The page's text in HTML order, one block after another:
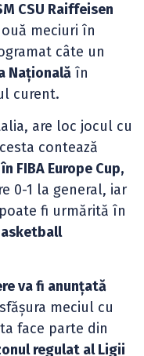
CSU Raiffeisen
meciuri în
câte un
Națională în
curent.
are loc jocul cu
contează
FIBA Europe Cup,
0-1 la general, iar
fi urmărită în
va fi anunțată
meciul cu
face parte din
regulat al Ligii